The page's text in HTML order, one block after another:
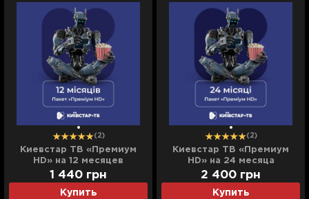
(2)
Киевстар ТВ «Премиум
HD» на 12 месяцев
(электронный код
активации)
Купить
1 440 грн
(2)
Киевстар ТВ «Премиум
HD» на 24 месяца
(электронный код
активации)
Купить
2 400 грн